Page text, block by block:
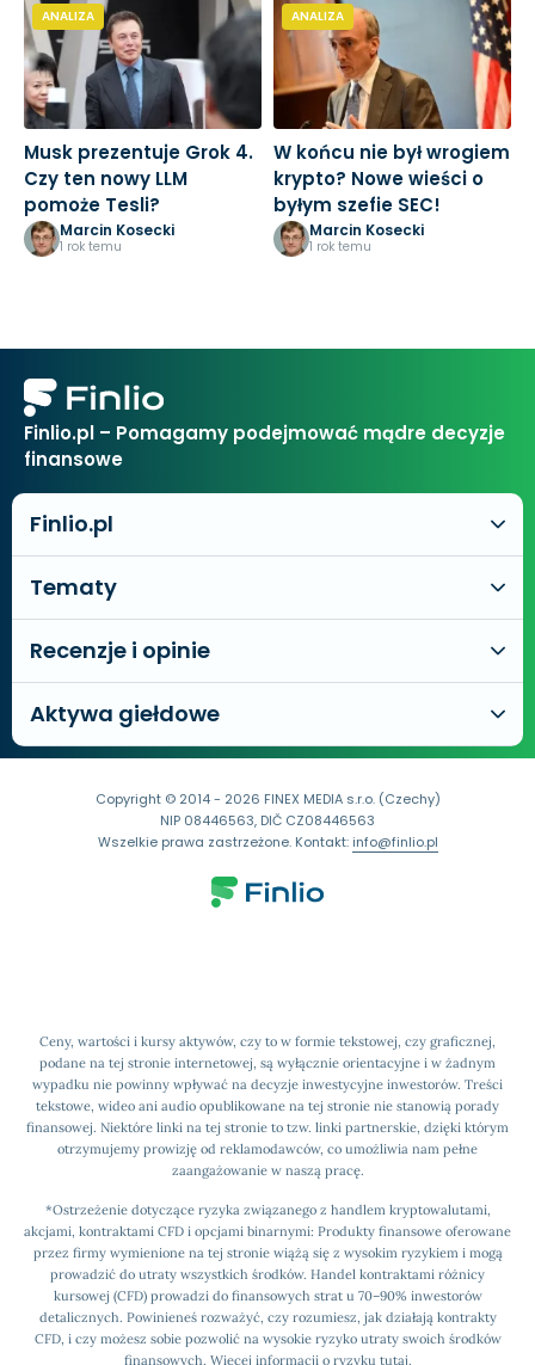
ANALIZA
Musk prezentuje Grok 4.
Czy ten nowy LLM
pomoże Tesli?
Marcin Kosecki
1 rok temu
ANALIZA
W końcu nie był wrogiem
krypto? Nowe wieści o
byłym szefie SEC!
Marcin Kosecki
1 rok temu
Finlio.pl – Pomagamy podejmować mądre decyzje
finansowe
Finlio.pl
Tematy
Recenzje i opinie
Aktywa giełdowe
Ceny, wartości i kursy aktywów, czy to w formie tekstowej, czy graficznej,
podane na tej stronie internetowej, są wyłącznie orientacyjne i w żadnym
wypadku nie powinny wpływać na decyzje inwestycyjne inwestorów. Treści
tekstowe, wideo ani audio opublikowane na tej stronie nie stanowią porady
finansowej. Niektóre linki na tej stronie to tzw. linki partnerskie, dzięki którym
otrzymujemy prowizję od reklamodawców, co umożliwia nam pełne
zaangażowanie w naszą pracę.
*Ostrzeżenie dotyczące ryzyka związanego z handlem kryptowalutami,
akcjami, kontraktami CFD i opcjami binarnymi: Produkty finansowe oferowane
przez firmy wymienione na tej stronie wiążą się z wysokim ryzykiem i mogą
prowadzić do utraty wszystkich środków. Handel kontraktami różnicy
kursowej (CFD) prowadzi do finansowych strat u 70–90% inwestorów
detalicznych. Powinieneś rozważyć, czy rozumiesz, jak działają kontrakty
CFD, i czy możesz sobie pozwolić na wysokie ryzyko utraty swoich środków
finansowych. Więcej informacji o ryzyku tutaj.
Copyright © 2014 - 2026 FINEX MEDIA s.r.o. (Czechy)
NIP 08446563, DIČ CZ08446563
Wszelkie prawa zastrzeżone. Kontakt:info@finlio.pl